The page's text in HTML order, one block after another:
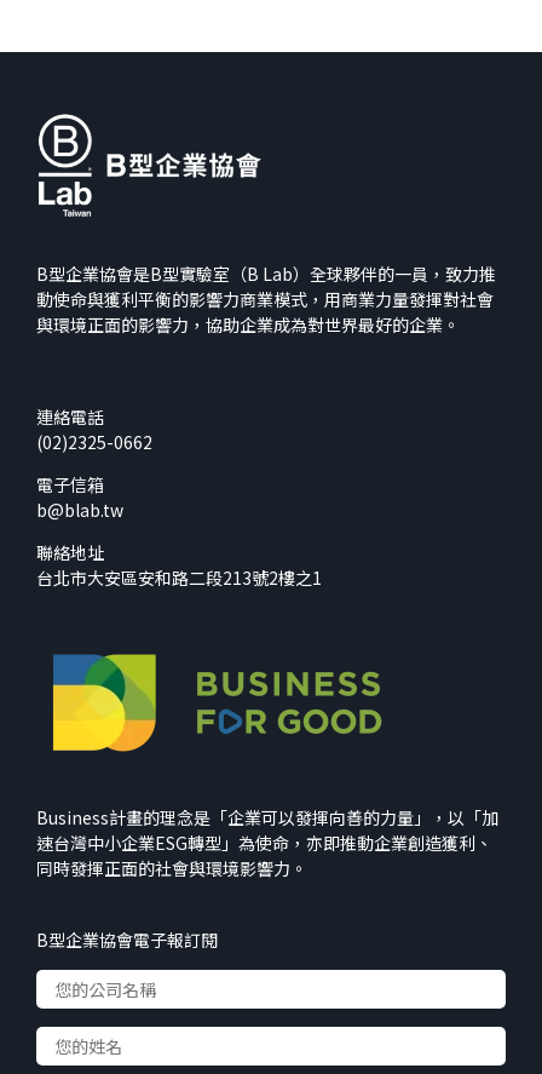
B型企業協會是B型實驗室（B Lab）全球夥伴的一員，致力推
動使命與獲利平衡的影響力商業模式，用商業力量發揮對社會
與環境正面的影響力，協助企業成為對世界最好的企業。
連絡電話
(02)2325-0662
電子信箱
b@blab.tw
聯絡地址
台北市大安區安和路二段213號2樓之1
Business計畫的理念是「企業可以發揮向善的力量」，以「加
速台灣中小企業ESG轉型」為使命，亦即推動企業創造獲利、
同時發揮正面的社會與環境影響力。
B型企業協會電子報訂閱